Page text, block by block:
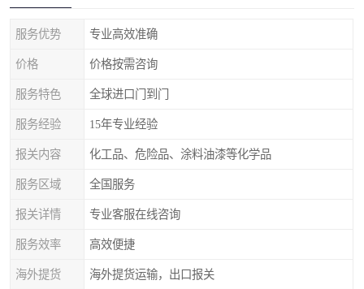
服务优势 专业高效准确
价格 价格按需咨询
服务特色 全球进口门到门
服务经验 15年专业经验
报关内容 化工品、危险品、涂料油漆等化学品
服务区域 全国服务
报关详情 专业客服在线咨询
服务效率 高效便捷
海外提货 海外提货运输，出口报关